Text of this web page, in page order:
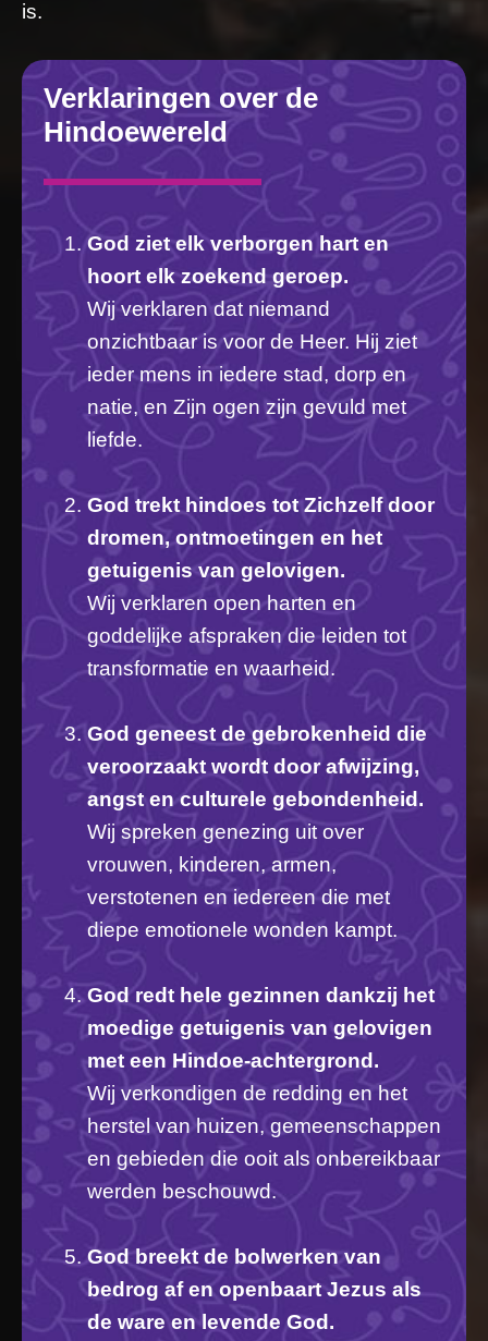
is.
Verklaringen over de
Hindoewereld
God ziet elk verborgen hart en
hoort elk zoekend geroep.
Wij verklaren dat niemand
onzichtbaar is voor de Heer. Hij ziet
ieder mens in iedere stad, dorp en
natie, en Zijn ogen zijn gevuld met
liefde.
God trekt hindoes tot Zichzelf door
dromen, ontmoetingen en het
getuigenis van gelovigen.
Wij verklaren open harten en
goddelijke afspraken die leiden tot
transformatie en waarheid.
God geneest de gebrokenheid die
veroorzaakt wordt door afwijzing,
angst en culturele gebondenheid.
Wij spreken genezing uit over
vrouwen, kinderen, armen,
verstotenen en iedereen die met
diepe emotionele wonden kampt.
God redt hele gezinnen dankzij het
moedige getuigenis van gelovigen
met een Hindoe-achtergrond.
Wij verkondigen de redding en het
herstel van huizen, gemeenschappen
en gebieden die ooit als onbereikbaar
werden beschouwd.
God breekt de bolwerken van
bedrog af en openbaart Jezus als
de ware en levende God.